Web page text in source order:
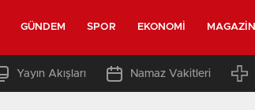
GÜNDEM SPOR EKONOMI MAGAZIN
Yayın Akışları Namaz Vakitleri